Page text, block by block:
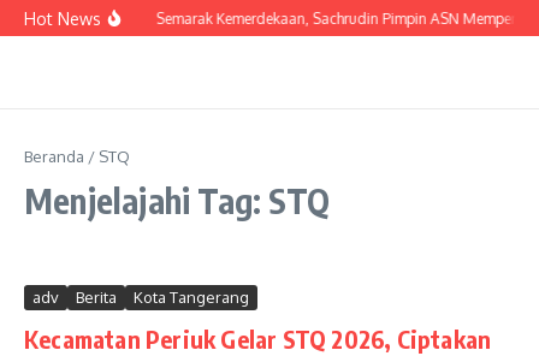
Lewati ke konten
Hot News Semarak Kemerdekaan, Sachrudin Pimpin ASN
Beranda / STQ
Menjelajahi Tag: STQ
adv Berita Kota Tangerang
Kecamatan Periuk Gelar STQ 2026, Ciptakan